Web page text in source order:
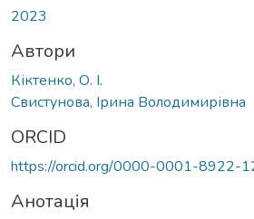
2023
Автори
Кіктенко, О. І.
Свистунова, Ірина Володимирівна
ORCID
https://orcid.org/0000-0001-8922-
Анотація